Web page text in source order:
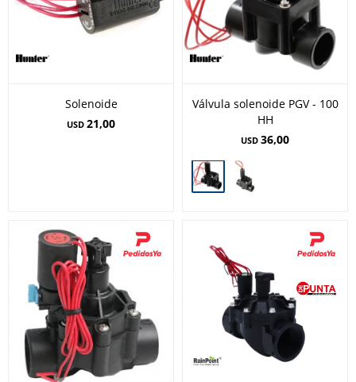
Solenoide
USD 21,00
Válvula solenoide PGV - 100
HH
USD 36,00